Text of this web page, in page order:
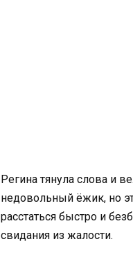
Регина тянула слова и
недовольный ёжик, но
расстаться быстро и
свидания из жалости.